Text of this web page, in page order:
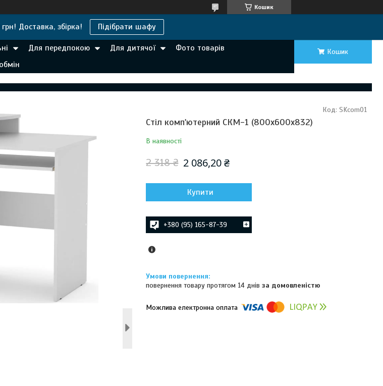
Кошик
Доставка, збірка! Підібрати шафу
Для передпокою Для дитячої
Фото товарів
Кошик
Стіл комп'ютерний СКМ-1 (800х600х832)
В наявності
Код: SKcom01
2 318 ₴ 2 086,20 ₴
Купити
+380 (95) 165-87-39
повернення товару протягом 14 днівза домовленістю